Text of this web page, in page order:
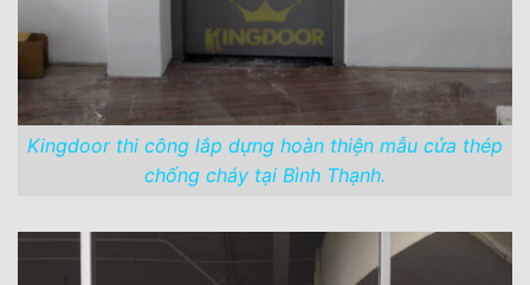
Kingdoor thi công lắp dựng hoàn thiện mẫu cửa thép
chống cháy tại Bình Thạnh.